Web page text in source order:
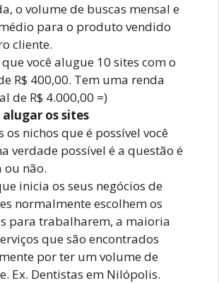
o volume de buscas mensal e
para o produto vendido
cliente.
você alugue 10 sites com o
R$ 400,00. Tem uma renda
de R$ 4.000,00 =)
os sites
os nichos que é possível você
verdade possível é a questão é
ou não.
inicia os seus negócios de
normalmente escolhem os
para trabalharem, a maioria
que são encontrados
por ter um volume de
Ex. Dentistas em Nilópolis.